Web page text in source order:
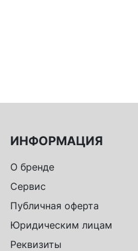
ИНФОРМАЦИЯ
О бренде
Сервис
Публичная оферта
Юридическим лицам
Реквизиты